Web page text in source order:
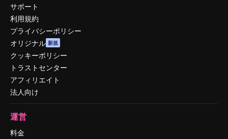
サポート
利用規約
プライバシーポリシー
オリジナル 新規
クッキーポリシー
トラストセンター
アフィリエイト
法人向け
運営
料金